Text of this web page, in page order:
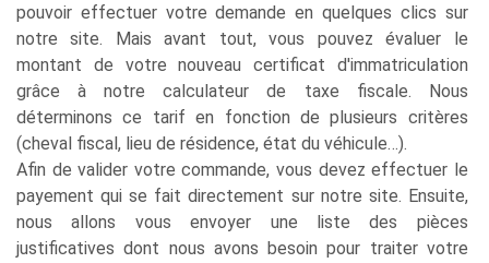
pouvoir effectuer votre demande en quelques clics sur
notre site. Mais avant tout, vous pouvez évaluer le
montant de votre nouveau certificat d'immatriculation
grâce à notre calculateur de taxe fiscale. Nous
déterminons ce tarif en fonction de plusieurs critères
(cheval fiscal, lieu de résidence, état du véhicule…).
Afin de valider votre commande, vous devez effectuer le
payement qui se fait directement sur notre site. Ensuite,
nous allons vous envoyer une liste des pièces
justificatives dont nous avons besoin pour traiter votre